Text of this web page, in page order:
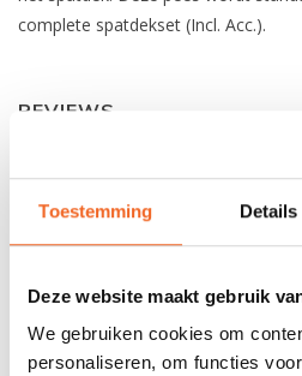
Toestemming Details
Deze website maakt gebruik
We gebruiken cookies om
personaliseren, om functies
complete spatdekset (Incl. Acc.).
REVIEWS
Nog niet gewaardeerd
0 sterren op basis van
JE BEOORDELING